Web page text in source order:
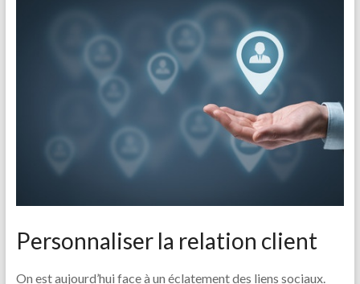
Personnaliser la relation client
On est aujourd’hui face à un éclatement des liens sociaux.